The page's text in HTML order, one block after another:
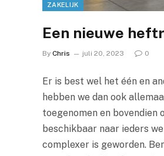
ZAKELIJK
Een nieuwe
By Chris juli 20, 2023 0
Er is best wel het één en
hebben we dan ook
toegenomen en bovendien
beschikbaar naar ieders
complexer is geworden.